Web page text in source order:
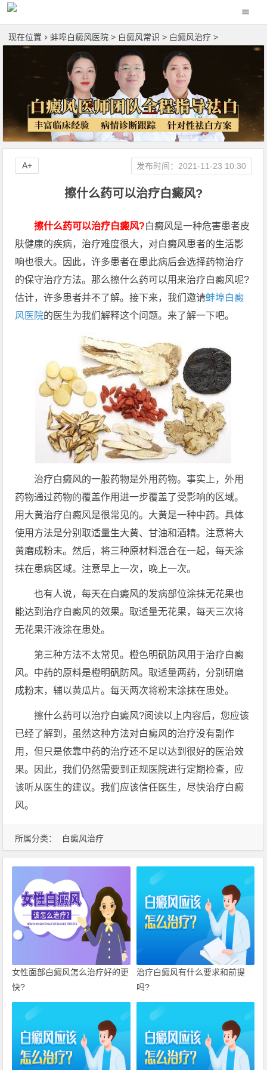
现在位置 蚌埠白癜风医院 > 白癜风常识 > 白癜风治疗 >
擦什么药可以治疗白癜风?
发布时间：2021-11-23 10:30
A+
所属分类： 白癜风治疗
擦什么药可以治疗白癜风?白癜风是一种危害患者皮
肤健康的疾病，治疗难度很大，对白癜风患者的生活影
响也很大。因此，许多患者在患此病后会选择药物治疗
的保守治疗方法。那么擦什么药可以用来治疗白癜风呢?
估计，许多患者并不了解。接下来，我们邀请蚌埠白癜
风医院的医生为我们解释这个问题。来了解一下吧。
治疗白癜风的一般药物是外用药物。事实上，外用
药物通过药物的覆盖作用进一步覆盖了受影响的区域。
用大黄治疗白癜风是很常见的。大黄是一种中药。具体
使用方法是分别取适量生大黄、甘油和酒精。注意将大
黄磨成粉末。然后，将三种原材料混合在一起，每天涂
抹在患病区域。注意早上一次，晚上一次。
也有人说，每天在白癜风的发病部位涂抹无花果也
能达到治疗白癜风的效果。取适量无花果，每天三次将
无花果汗液涂在患处。
第三种方法不太常见。橙色明矾防风用于治疗白癜
风。中药的原料是橙明矾防风。取适量两药，分别研磨
成粉末，辅以黄瓜片。每天两次将粉末涂抹在患处。
擦什么药可以治疗白癜风?阅读以上内容后，您应该
已经了解到，虽然这种方法对白癜风的治疗没有副作
用，但只是依靠中药的治疗还不足以达到很好的医治效
果。因此，我们仍然需要到正规医院进行定期检查，应
该听从医生的建议。我们应该信任医生，尽快治疗白癜
风。
女性面部白癜风怎么治疗好的更
快?
治疗白癜风有什么要求和前提
吗?